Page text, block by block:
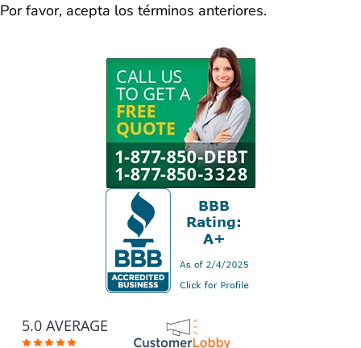
Por favor, acepta los términos anteriores.
5.0 AVERAGE